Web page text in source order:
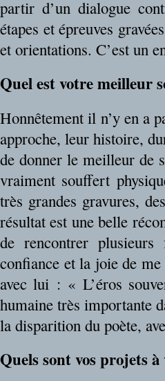
partir d’un dialogue
étapes et épreuves
et orientations. C’est un
Quel est votre meilleur
Honnêtement il n’y en a
approche, leur histoire,
de donner le meilleur de
vraiment souffert
très grandes gravures,
résultat est une belle
de rencontrer
confiance et la joie de
avec lui : « L’éros
humaine très importante
la disparition du poète,
Quels sont vos projets